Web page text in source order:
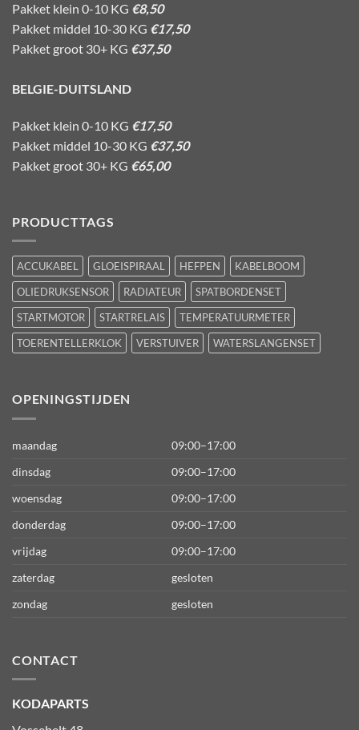
Pakket klein 0-10 KG €8,50
Pakket middel 10-30 KG €17,50
Pakket groot 30+ KG €37,50
BELGIE-DUITSLAND
Pakket klein 0-10 KG €17,50
Pakket middel 10-30 KG €37,50
Pakket groot 30+ KG €65,00
PRODUCTTAGS
ACCUKABEL GLOEISPIRAAL HEFPEN
KABELBOOM
OLIEDRUKSENSOR
RADIATEUR
SPATBORDENSET
STARTMOTOR
STARTRELAIS
TEMPERATUURMETER
TOERENTELLERKLOK
VERSTUIVER WATERSLANGENSET
OPENINGSTIJDEN
maandag
09:00–17:00
dinsdag
09:00–17:00
woensdag
09:00–17:00
donderdag
09:00–17:00
vrijdag
09:00–17:00
zaterdag
gesloten
zondag
gesloten
CONTACT
KODAPARTS